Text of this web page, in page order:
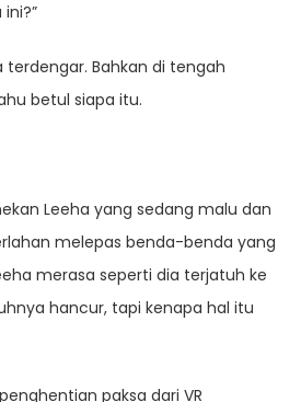
terdengar. Bahkan di tengah
betul siapa itu.
Leeha yang sedang malu dan
melepas benda-benda yang
merasa seperti dia terjatuh ke
hancur, tapi kenapa hal itu
paksa dari VR